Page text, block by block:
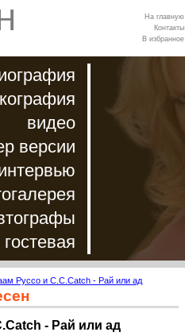
видео
версии
гостевая
На главную
Контакты
В избранное
Руссо и C.C.Catch - Рай или ад
- Рай или ад